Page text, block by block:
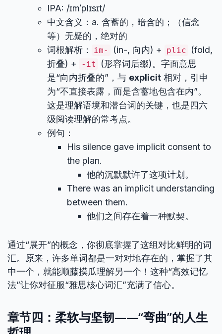
IPA: /ɪmˈplɪsɪt/
中文含义：a. 含蓄的，暗含的；（信念
等）无疑的，绝对的
词根解析：
im- (in-, 向内) + plic
(fold,
折叠) +
-it
(形容词后缀)。字面意思
是“向内折叠的”，与 explicit 相对，引申
为“不直接表露，而是含蓄地包含在内”。
这是理解语境和潜台词的关键，也是四六
级阅读理解的常考点。
例句：
His silence gave implicit consent to
the plan.
他的沉默默许了这项计划。
There was an implicit understanding
between them.
他们之间存在着一种默契。
通过“展开”的概念，你彻底掌握了这组对比鲜明的词
汇。原来，许多单词都是一对对地存在的，掌握了其
中一个，就能顺藤摸瓜理解另一个！这种“高效记忆
法”让你对征服“雅思核心词汇”充满了信心。
章节四：柔软与坚韧——“弯曲”的人生